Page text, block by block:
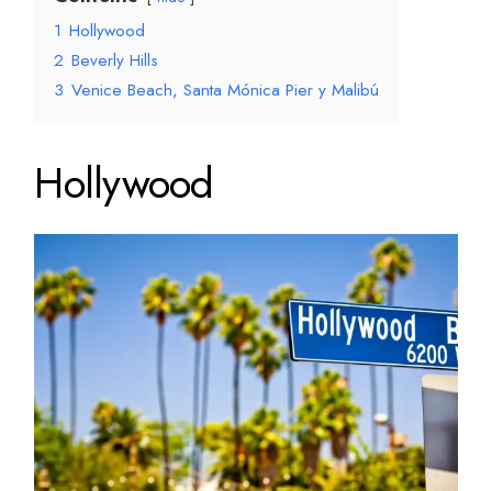
1 Hollywood
2 Beverly Hills
3 Venice Beach, Santa Mónica Pier y Malibú
Hollywood